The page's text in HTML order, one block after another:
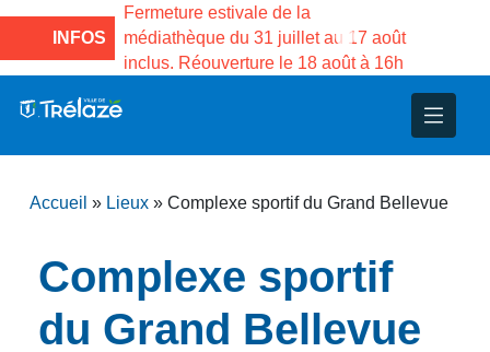
INFOS
la Maison des
de Gama du
Fermeture estivale de la
médiathèque du 31 juillet au 17 août
inclus. Réouverture le 18 août à 16h
Projets
Patrimoine
Accueil » Lieux » Complexe sportif du Grand Bellevue
Complexe sportif
du Grand Bellevue